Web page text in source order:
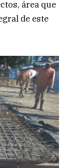
área que
de este